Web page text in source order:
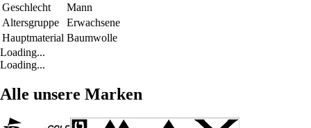
Geschlecht
Mann
Altersgruppe
Erwachsene
Hauptmaterial Baumwolle
Loading...
Loading...
Alle unsere Marken